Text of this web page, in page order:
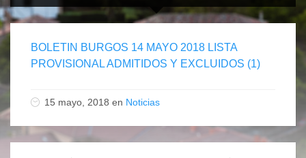
BOLETIN BURGOS 14 MAYO 2018 LISTA
PROVISIONAL ADMITIDOS Y EXCLUIDOS (1)
15 mayo, 2018 en Noticias